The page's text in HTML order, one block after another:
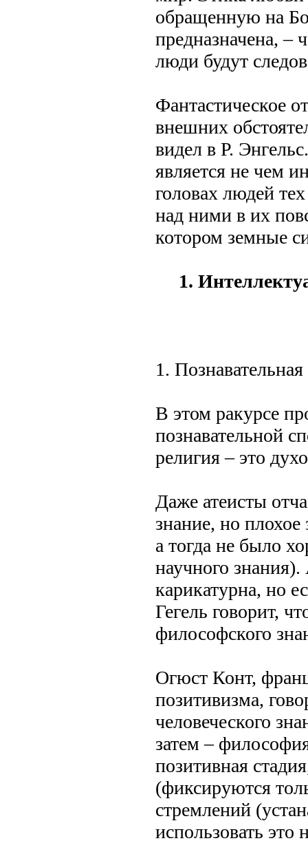
обращенную на
предназначена, –
люди будут
Фантастическое
внешних
видел в Р.
является не чем
головах людей
над ними в их
котором земные
1.
1.
В этом ракурсе
познавательной
религия – это
Даже атеисты
знание, но плохое
а тогда не было
научного
карикатурна, но
Гегель говорит,
философского
Огюст Конт,
позитивизма,
человеческого
затем –
позитивная
(фиксируются
стремлений
использовать это